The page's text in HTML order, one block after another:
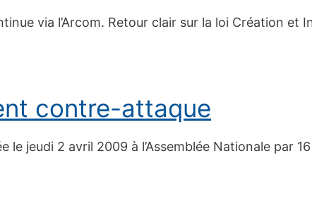
via l’Arcom. Retour clair sur la loi Création et
contre-attaque
jeudi 2 avril 2009 à l’Assemblée Nationale par